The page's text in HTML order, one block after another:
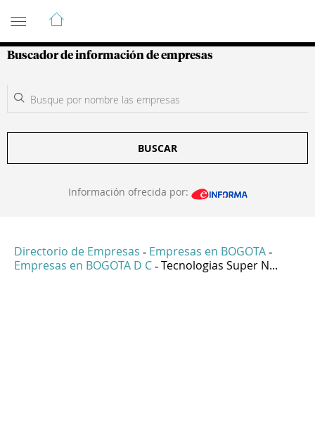
Guía de Empresas Colombianas
Buscador de información de empresas
BUSCAR
Información ofrecida por:
Directorio de Empresas - Empresas en BOGOTA -
Empresas en BOGOTA D C - Tecnologias Super N...